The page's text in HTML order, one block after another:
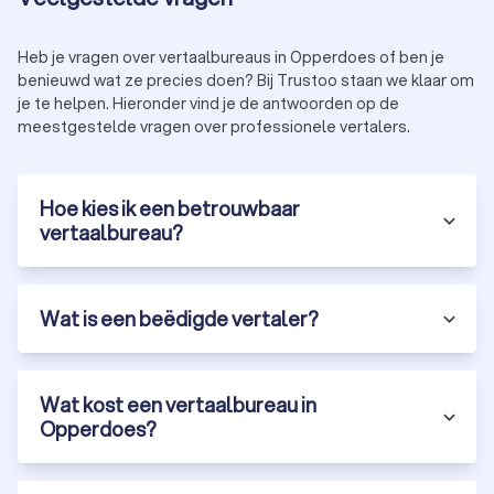
de standaardprijs
Hoe kies je het beste vertaalbureau in
Opperdoes?
Bij het kiezen van een erkend vertaalbureau in Opperdoes zijn
taalcombinatie.
Beoordelingen en referenties:
en vraag naar referenties.
Certificeringen:Een gecertificeerd vertaalbureau met
ISO-certificeringen garandeert hoge
kwaliteitsstandaarden.
Snelheid en levertijd:vraag naar de doorlooptijd en
Prijs en transparantie:kies een professioneel
vertaalbureau dat transparante tarieven hanteert.
Heb je vragen over vertaalbureaus in Opperdoes of ben je
benieuwd wat ze precies doen? Bij Trustoo staan we klaar om
je te helpen. Hieronder vind je de antwoorden op de
meestgestelde vragen over professionele vertalers.
Hoe kies ik een betrouwbaar
vertaalbureau?
Wat is een beëdigde vertaler?
Wat kost een vertaalbureau in
Opperdoes?